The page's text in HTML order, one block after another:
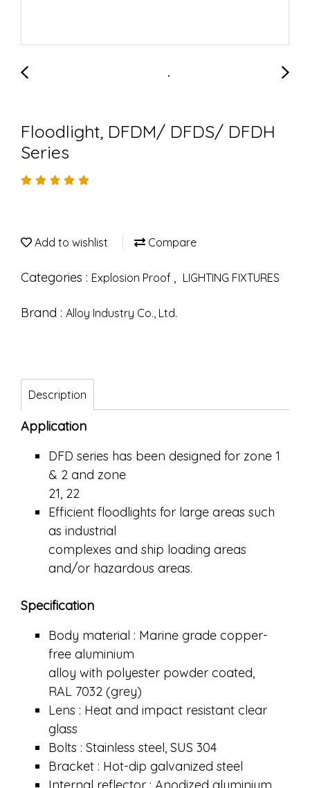
Floodlight, DFDM/ DFDS/ DFDH
Series
Add to wishlist Compare
Categories : Explosion Proof , LIGHTING FIXTURES
Brand : Alloy Industry Co., Ltd.
Description
Application
DFD series has been designed for zone 1
& 2 and zone
21, 22
Efficient floodlights for large areas such
as industrial
complexes and ship loading areas
and/or hazardous areas.
Specification
Body material : Marine grade copper-
free aluminium
alloy with polyester powder coated,
RAL 7032 (grey)
Lens : Heat and impact resistant clear
glass
Bolts : Stainless steel, SUS 304
Bracket : Hot-dip galvanized steel